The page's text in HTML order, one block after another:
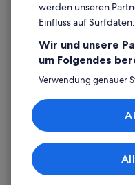
Campingplätze in Banff
Flug stornieren
Rückerstattungsdauer
Expedia-Gutschein einlösen
Internationale
© 2026 Expedia, Inc., ein
vorbehalten. Expedia und
werden unseren
Einfluss auf Surfdaten.
Wir und unsere
um Folgendes
Verwendung genauer
Speichern von oder
Endgerät.
von Werbeleistung
Liste der Partner